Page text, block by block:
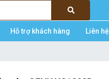
Hỗ trợ khách hàng Liên hệ